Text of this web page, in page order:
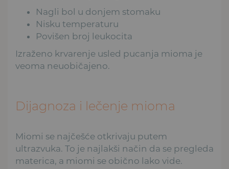
Nagli bol u donjem stomaku
Nisku temperaturu
Povišen broj leukocita
Izraženo krvarenje usled pucanja mioma je
veoma neuobičajeno.
Dijagnoza i lečenje mioma
Miomi se najčešće otkrivaju putem
ultrazvuka. To je najlakši način da se pregleda
materica, a miomi se obično lako vide.